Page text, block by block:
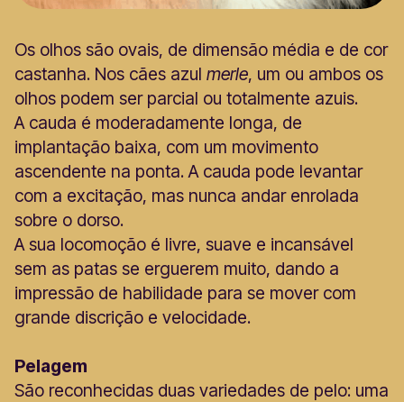
Os olhos são ovais, de dimensão média e de cor
castanha. Nos cães azul merle, um ou ambos os
olhos podem ser parcial ou totalmente azuis.
A cauda é moderadamente longa, de
implantação baixa, com um movimento
ascendente na ponta. A cauda pode levantar
com a excitação, mas nunca andar enrolada
sobre o dorso.
A sua locomoção é livre, suave e incansável
sem as patas se erguerem muito, dando a
impressão de habilidade para se mover com
grande discrição e velocidade.
Pelagem
São reconhecidas duas variedades de pelo: uma